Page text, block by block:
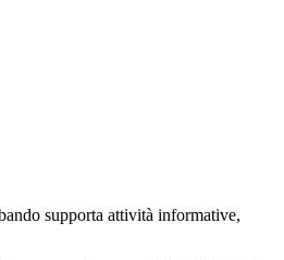
supporta attività informative,